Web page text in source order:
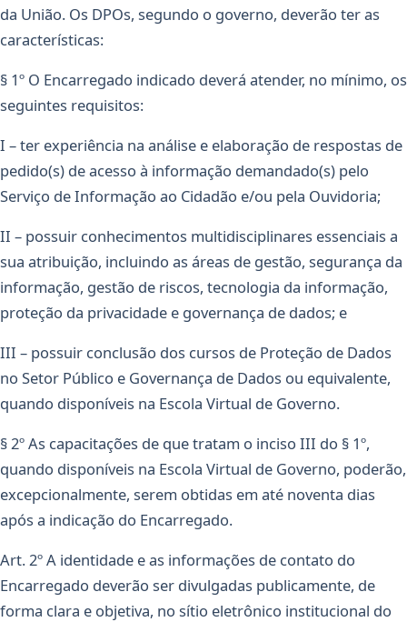
da União. Os DPOs, segundo o governo, deverão ter as
características:
§ 1º O Encarregado indicado deverá atender, no mínimo, os
seguintes requisitos:
I – ter experiência na análise e elaboração de respostas de
pedido(s) de acesso à informação demandado(s) pelo
Serviço de Informação ao Cidadão e/ou pela Ouvidoria;
II – possuir conhecimentos multidisciplinares essenciais a
sua atribuição, incluindo as áreas de gestão, segurança da
informação, gestão de riscos, tecnologia da informação,
proteção da privacidade e governança de dados; e
III – possuir conclusão dos cursos de Proteção de Dados
no Setor Público e Governança de Dados ou equivalente,
quando disponíveis na Escola Virtual de Governo.
§ 2º As capacitações de que tratam o inciso III do § 1º,
quando disponíveis na Escola Virtual de Governo, poderão,
excepcionalmente, serem obtidas em até noventa dias
após a indicação do Encarregado.
Art. 2º A identidade e as informações de contato do
Encarregado deverão ser divulgadas publicamente, de
forma clara e objetiva, no sítio eletrônico institucional do